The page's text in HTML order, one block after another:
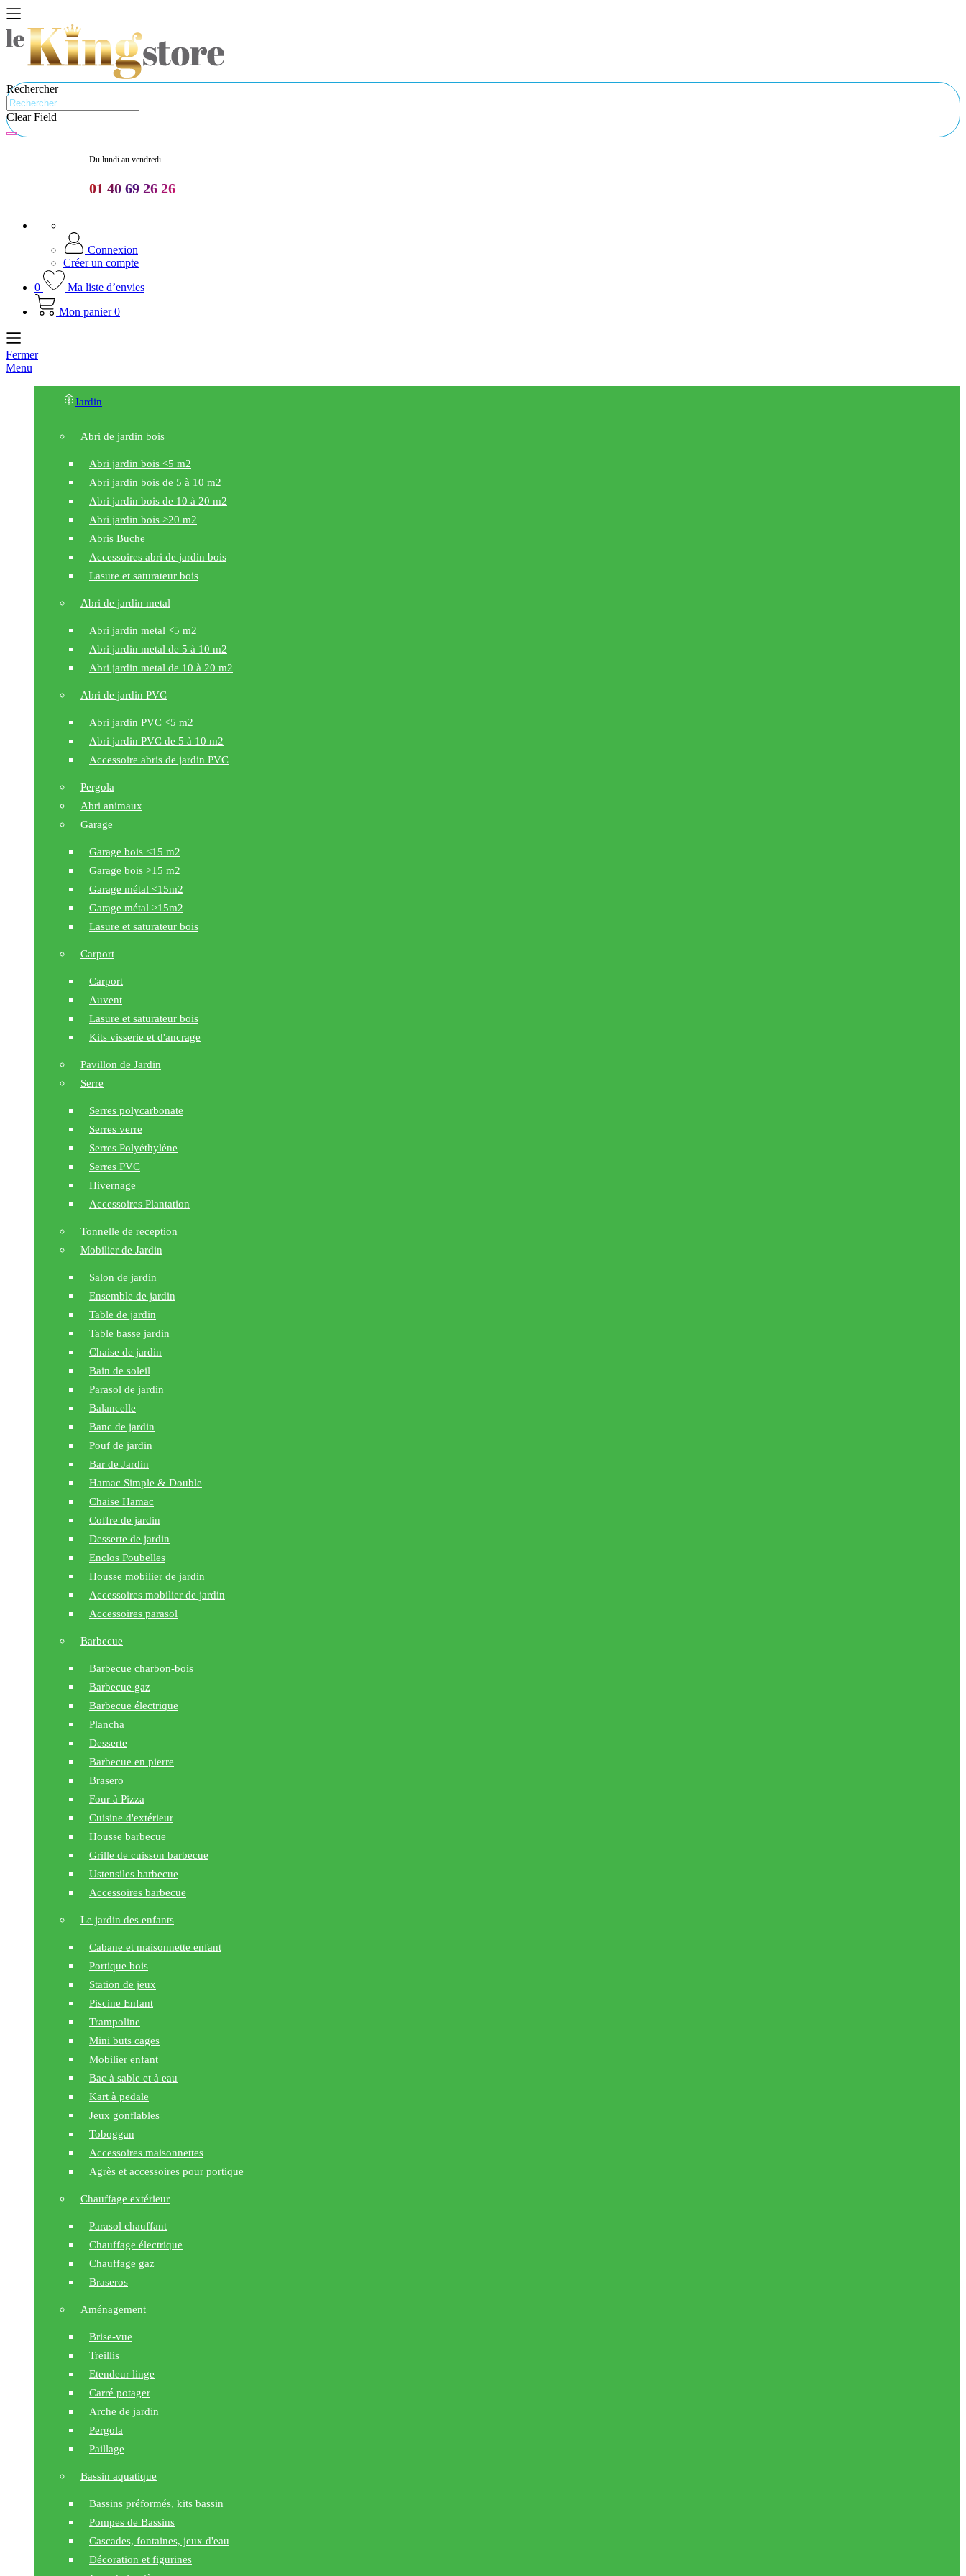
Rechercher
Clear Field
Du lundi au vendredi
01 40 69 26 26
Connexion
Créer un compte
0
Ma liste d’envies
Mon panier 0
Fermer
Menu
Jardin
Abri de jardin bois
Abri jardin bois <5 m2
Abri jardin bois de 5 à 10 m2
Abri jardin bois de 10 à 20 m2
Abri jardin bois >20 m2
Abris Buche
Accessoires abri de jardin bois
Lasure et saturateur bois
Abri de jardin metal
Abri jardin metal <5 m2
Abri jardin metal de 5 à 10 m2
Abri jardin metal de 10 à 20 m2
Abri de jardin PVC
Abri jardin PVC <5 m2
Abri jardin PVC de 5 à 10 m2
Accessoire abris de jardin PVC
Pergola
Abri animaux
Garage
Garage bois <15 m2
Garage bois >15 m2
Garage métal <15m2
Garage métal >15m2
Lasure et saturateur bois
Carport
Carport
Auvent
Lasure et saturateur bois
Kits visserie et d'ancrage
Pavillon de Jardin
Serre
Serres polycarbonate
Serres verre
Serres Polyéthylène
Serres PVC
Hivernage
Accessoires Plantation
Tonnelle de reception
Mobilier de Jardin
Salon de jardin
Ensemble de jardin
Table de jardin
Table basse jardin
Chaise de jardin
Bain de soleil
Parasol de jardin
Balancelle
Banc de jardin
Pouf de jardin
Bar de Jardin
Hamac Simple & Double
Chaise Hamac
Coffre de jardin
Desserte de jardin
Enclos Poubelles
Housse mobilier de jardin
Accessoires mobilier de jardin
Accessoires parasol
Barbecue
Barbecue charbon-bois
Barbecue gaz
Barbecue électrique
Plancha
Desserte
Barbecue en pierre
Brasero
Four à Pizza
Cuisine d'extérieur
Housse barbecue
Grille de cuisson barbecue
Ustensiles barbecue
Accessoires barbecue
Le jardin des enfants
Cabane et maisonnette enfant
Portique bois
Station de jeux
Piscine Enfant
Trampoline
Mini buts cages
Mobilier enfant
Bac à sable et à eau
Kart à pedale
Jeux gonflables
Toboggan
Accessoires maisonnettes
Agrès et accessoires pour portique
Chauffage extérieur
Parasol chauffant
Chauffage électrique
Chauffage gaz
Braseros
Aménagement
Brise-vue
Treillis
Etendeur linge
Carré potager
Arche de jardin
Pergola
Paillage
Bassin aquatique
Bassins préformés, kits bassin
Pompes de Bassins
Cascades, fontaines, jeux d'eau
Décoration et figurines